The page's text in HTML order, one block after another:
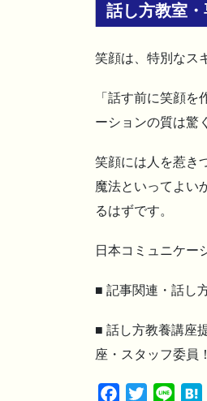
話し方教室
笑顔は、特別なス
「話す前に笑顔
ーションの質は驚
笑顔には人を惹き
魔法といってよい
るはずです。
日本コミュニケー
■ 記事関連・話し
■ 話し方教養講座
座・スタッフ委員！